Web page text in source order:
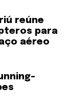
reúne
para
aéreo